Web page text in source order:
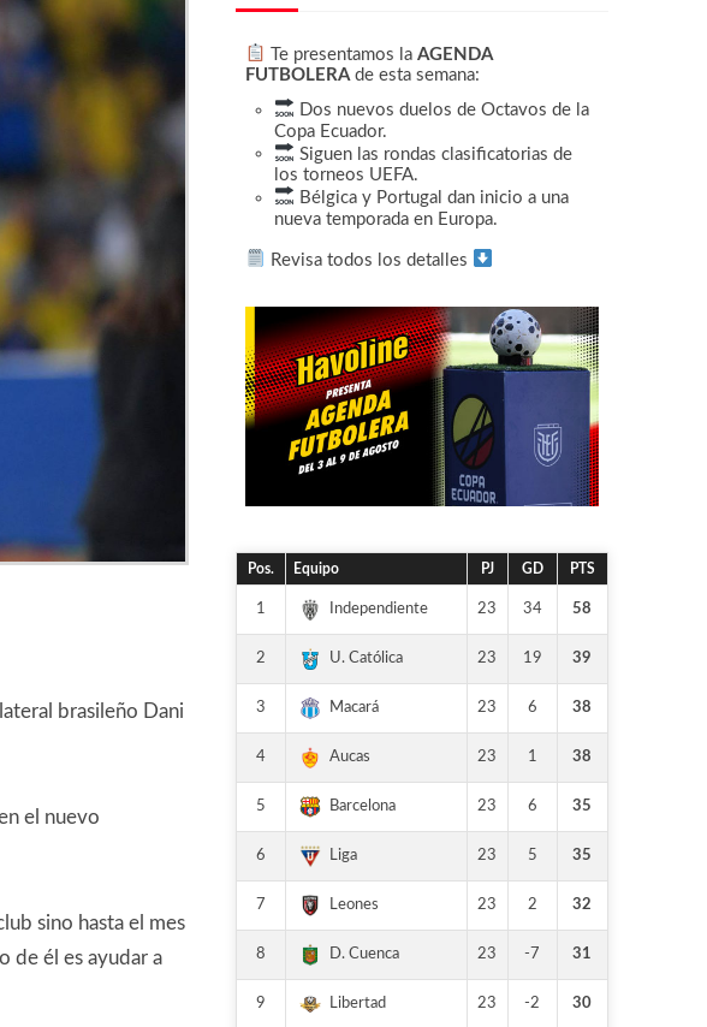
brasileño Dani
el nuevo
sino hasta el mes
de él es ayudar a
Te presentamos la AGENDA
FUTBOLERAde esta semana:
Dos nuevos duelos de Octavos de la
Copa Ecuador.
Siguen las rondas clasificatorias de
los torneos UEFA.
Bélgica y Portugal dan inicio a una
nueva temporada en Europa.
Revisa todos los detalles
Pos. Equipo PJ GD PTS
1 Independiente 23 34 58
2 U. Católica 23 19 39
3 Macará 23 6 38
4 Aucas 23 1 38
5 Barcelona 23 6 35
6 Liga 23 5 35
7 Leones 23 2 32
8 D. Cuenca 23 -7 31
9 Libertad 23 -2 30